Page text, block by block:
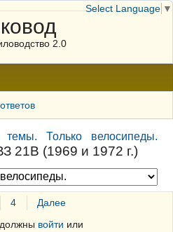
2.0
темы. Только велосипеды.
21В (1969 и 1972 г.)
4
Далее
войти или
Select Language ▼